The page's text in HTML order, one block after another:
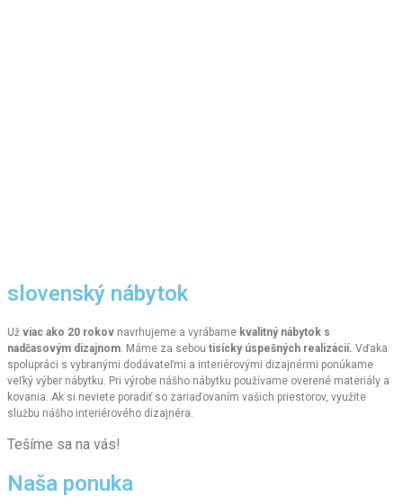
slovenský nábytok
Už viac ako 20 rokov navrhujeme a vyrábame kvalitný nábytok s
nadčasovým dizajnom. Máme za sebou tisícky úspešných realizácií. Vďaka
spolupráci s vybranými dodávateľmi a interiérovými dizajnérmi ponúkame
veľký výber nábytku. Pri výrobe nášho nábytku používame overené materiály a
kovania. Ak si neviete poradiť so zariaďovaním vašich priestorov, využite
službu nášho interiérového dizajnéra.
Tešíme sa na vás!
Naša ponuka